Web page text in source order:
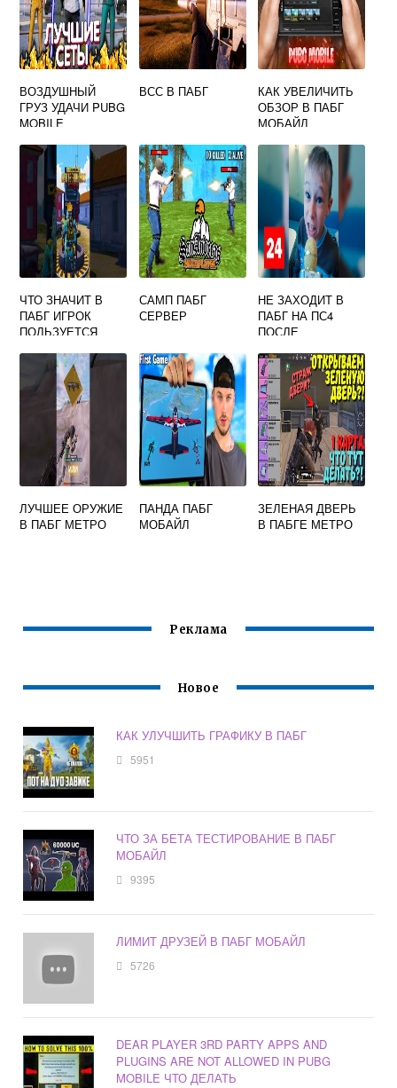
ВОЗДУШНЫЙ
ГРУЗ УДАЧИ PUBG
MOBILE
ВСС В ПАБГ
КАК УВЕЛИЧИТЬ
ОБЗОР В ПАБГ
МОБАЙЛ
ЧТО ЗНАЧИТ В
ПАБГ ИГРОК
ПОЛЬЗУЕТСЯ
АККАУНТОМ
САМП ПАБГ
СЕРВЕР
НЕ ЗАХОДИТ В
ПАБГ НА ПС4
ПОСЛЕ
ЛУЧШЕЕ ОРУЖИЕ
В ПАБГ МЕТРО
ПАНДА ПАБГ
МОБАЙЛ
ЗЕЛЕНАЯ ДВЕРЬ
В ПАБГЕ МЕТРО
Реклама
Новое
КАК УЛУЧШИТЬ ГРАФИКУ В ПАБГ
5951
ЧТО ЗА БЕТА ТЕСТИРОВАНИЕ В ПАБГ
МОБАЙЛ
9395
ЛИМИТ ДРУЗЕЙ В ПАБГ МОБАЙЛ
5726
DEAR PLAYER 3RD PARTY APPS AND
PLUGINS ARE NOT ALLOWED IN PUBG
MOBILE ЧТО ДЕЛАТЬ